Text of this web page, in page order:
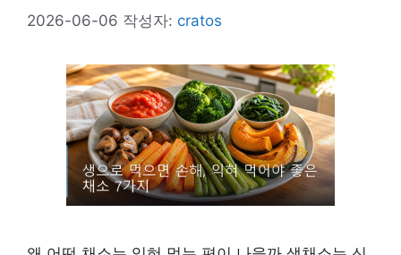
2026-06-06 작성자: cratos